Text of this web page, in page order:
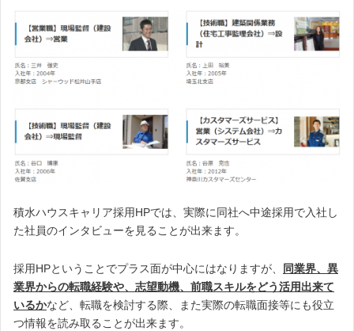
積水ハウスキャリア採用HPでは、実際に同社へ中途採用で入社し
た社員のインタビューを見ることが出来ます。
採用HPということでプラス面が中心にはなりますが、
同業界、異
業界からの転職経験や、志望動機、前職スキルをどう活用出来て
いるかなど、転職を検討する際、また実際の転職面接等にも役立
つ情報を読み取ることが出来ます。